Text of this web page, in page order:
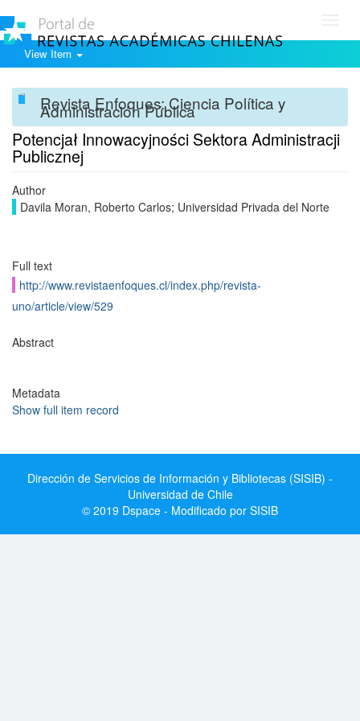
View Item
Revista Enfoques: Ciencia Política y
Administración Pública
Potencjał Innowacyjności Sektora Administracji
Publicznej
Author
Davila Moran, Roberto Carlos; Universidad Privada del Norte
Full text
http://www.revistaenfoques.cl/index.php/revista-
uno/article/view/529
Abstract
Metadata
Show full item record
Dirección de Servicios de Información y Bibliotecas (SISIB) -
Universidad de Chile
© 2019 Dspace - Modificado por SISIB